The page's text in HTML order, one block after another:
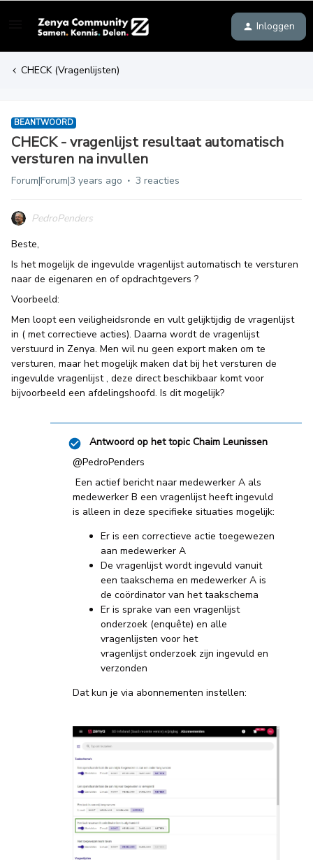
Inloggen
CHECK (Vragenlijsten)
BEANTWOORD
CHECK - vragenlijst resultaat automatisch
versturen na invullen
Forum|Forum|3 years ago 3 reacties
PedroPenders
Beste,
Is het mogelijk de ingevulde vragenlijst automatisch te versturen
naar de eigenaren en of opdrachtgevers ?
Voorbeeld:
Men loopt een veiligheidsronde en vult gelijktijdig de vragenlijst
in ( met correctieve acties). Daarna wordt de vragenlijst
verstuurd in Zenya. Men wil nu geen export maken om te
versturen, maar het mogelijk maken dat bij het versturen de
ingevulde vragenlijst , deze direct beschikbaar komt voor
bijvoorbeeld een afdelingshoofd. Is dit mogelijk?
Antwoord op het topic Chaim Leunissen
@PedroPenders
Een actief bericht naar medewerker A als
medewerker B een vragenlijst heeft ingevuld
is alleen in deze specifieke situaties mogelijk:
Er is een correctieve actie toegewezen
aan medewerker A
De vragenlijst wordt ingevuld vanuit
een taakschema en medewerker A is
de coördinator van het taakschema
Er is sprake van een vragenlijst
onderzoek (enquête) en alle
vragenlijsten voor het
vragenlijst onderzoek zijn ingevuld en
verzonden
Dat kun je via abonnementen instellen: